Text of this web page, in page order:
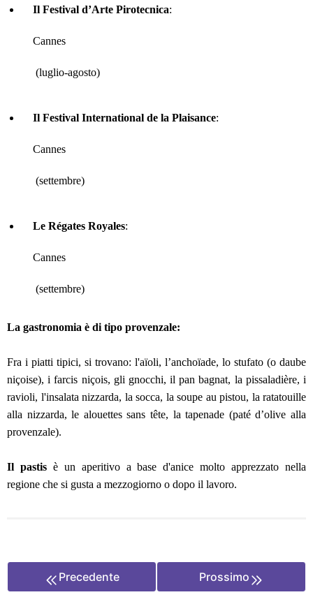
Il Festival d’Arte Pirotecnica:
Cannes
(luglio-agosto)
Il Festival International de la Plaisance:
Cannes
(settembre)
Le Régates Royales:
Cannes
(settembre)
La gastronomia è di tipo provenzale:
Fra i piatti tipici, si trovano: l'aïoli, l’anchoïade, lo stufato (o daube
niçoise), i farcis niçois, gli gnocchi, il pan bagnat, la pissaladière, i
ravioli, l'insalata nizzarda, la socca, la soupe au pistou, la ratatouille
alla nizzarda, le alouettes sans tête, la tapenade (paté d’olive alla
provenzale).
Il pastisè un aperitivo a base d'anice molto apprezzato nella
regione che si gusta a mezzogiorno o dopo il lavoro.
Precedente Prossimo